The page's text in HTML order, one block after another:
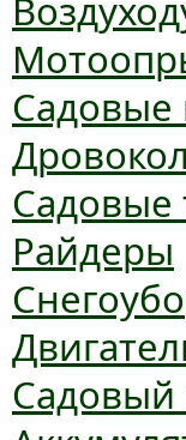
Садовые
Садовые
Райдеры
Садовый